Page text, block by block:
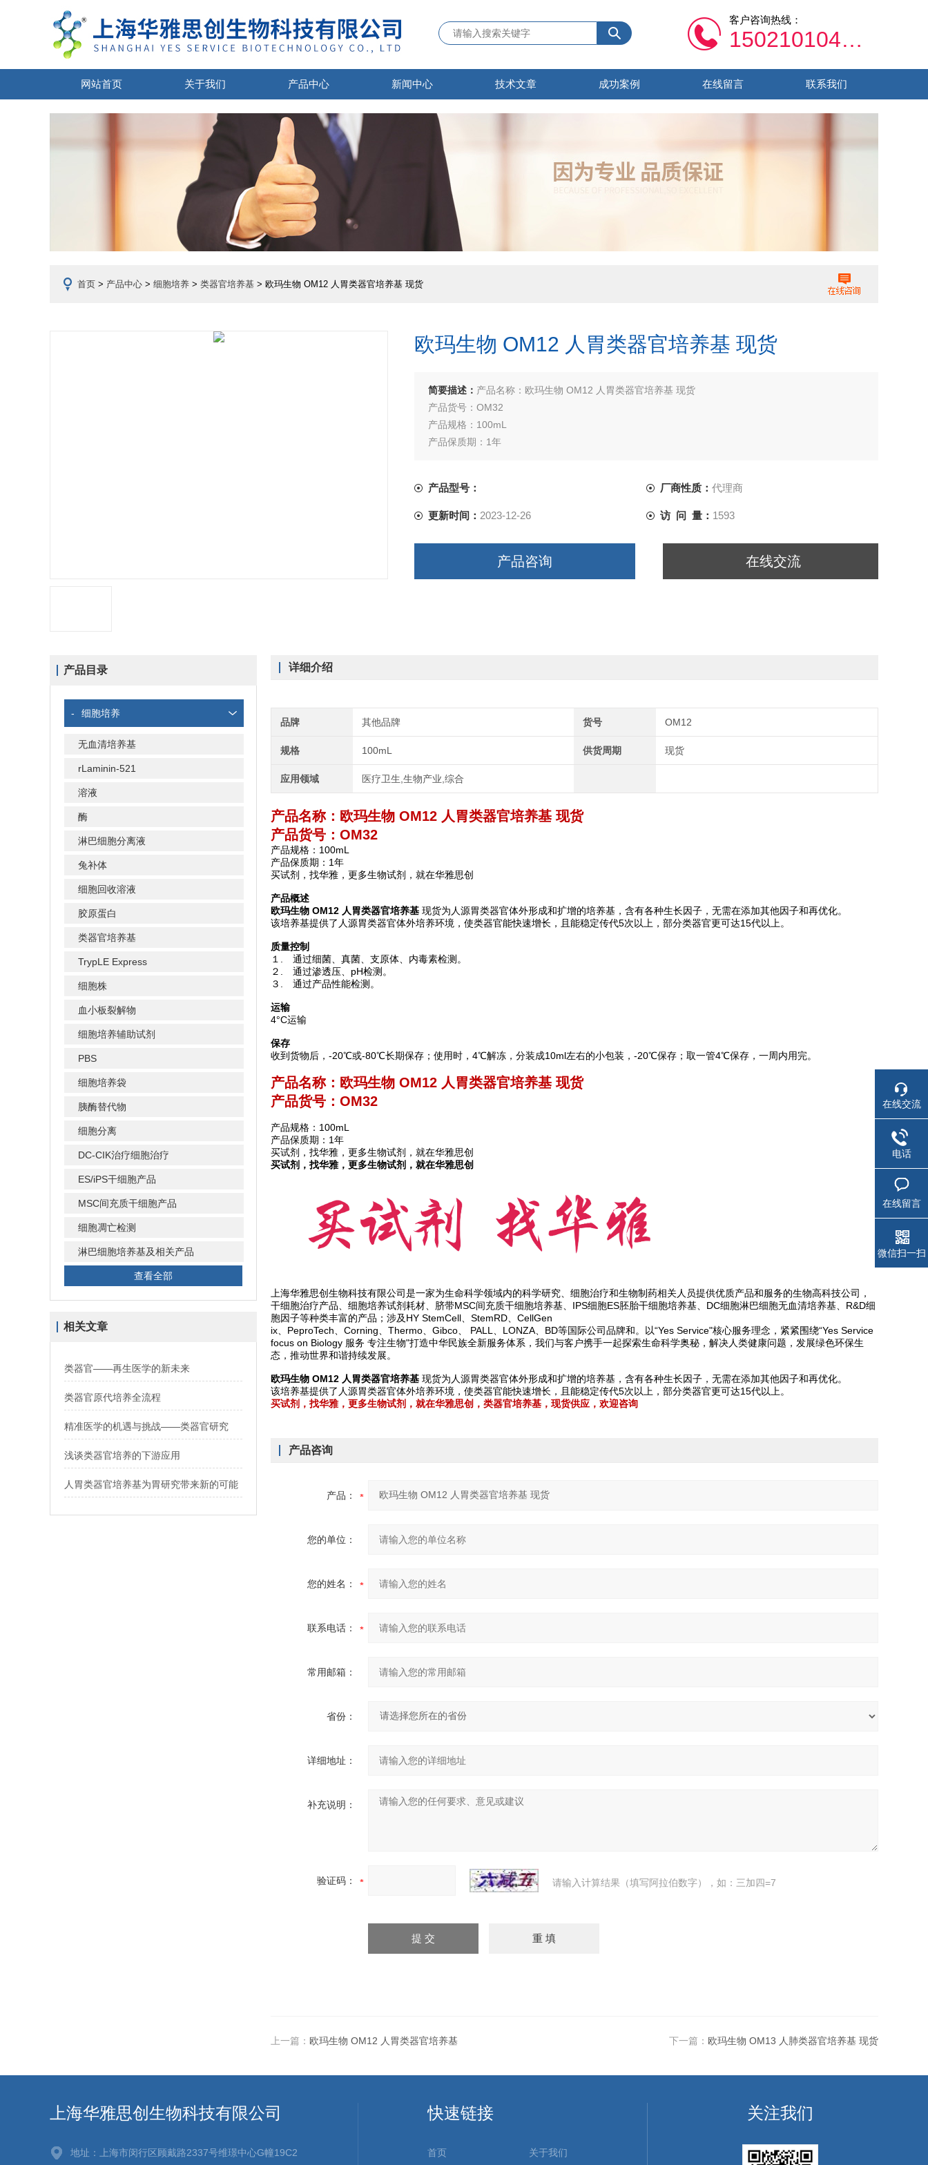
客户咨询热线：
15021010459
网站首页 关于我们 产品中心 新闻中心 技术文章 成功案例 在线留言 联系我们
首页 > 产品中心 > 细胞培养 > 类器官培养基 > 欧玛生物 OM12 人胃类器官培养基 现货
欧玛生物 OM12 人胃类器官培养基 现货
简要描述： 产品名称：欧玛生物 OM12 人胃类器官培养基 现货
产品货号：OM32
产品规格：100mL
产品保质期：1年
产品型号： 厂商性质： 代理商
更新时间： 2023-12-26 访 问 量： 1593
产品咨询 在线交流
产品目录
- 细胞培养
无血清培养基
rLaminin-521
溶液
酶
淋巴细胞分离液
兔补体
细胞回收溶液
胶原蛋白
类器官培养基
TrypLE Express
细胞株
血小板裂解物
细胞培养辅助试剂
PBS
细胞培养袋
胰酶替代物
细胞分离
DC-CIK治疗细胞治疗
ES/iPS干细胞产品
MSC间充质干细胞产品
细胞凋亡检测
淋巴细胞培养基及相关产品
查看全部
相关文章
类器官——再生医学的新未来
类器官原代培养全流程
精准医学的机遇与挑战——类器官研究
浅谈类器官培养的下游应用
人胃类器官培养基为胃研究带来新的可能
详细介绍
品牌 其他品牌 货号 OM12
规格 100mL 供货周期 现货
应用领域 医疗卫生,生物产业,综合
产品名称： 欧玛生物 OM12 人胃类器官培养基 现货
产品货号：OM32
产品规格：100mL
产品保质期：1年
买试剂，找华雅，更多生物试剂，就在华雅思创
产品概述
欧玛生物 OM12 人胃类器官培养基 现货为人源胃类器官体外形成和扩增的培养基，含有各种生长因子，无需在添加其他因子和再优化。
该培养基提供了人源胃类器官体外培养环境，使类器官能快速增长，且能稳定传代5次以上，部分类器官更可达15代以上。
质量控制
１. 通过细菌、真菌、支原体、内毒素检测。
２. 通过渗透压、pH检测。
３. 通过产品性能检测。
运输
4°C运输
保存
收到货物后，-20℃或-80℃长期保存；使用时，4℃解冻，分装成10ml左右的小包装，-20℃保存；取一管4℃保存，一周内用完。
产品名称： 欧玛生物 OM12 人胃类器官培养基 现货
产品货号：OM32
产品规格：100mL
产品保质期：1年
买试剂，找华雅，更多生物试剂，就在华雅思创
买试剂，找华雅，更多生物试剂，就在华雅思创
上海华雅思创生物科技有限公司是一家为生命科学领域内的科学研究、细胞治疗和生物制药相关人员提供优质产品和服务的生物高科技公司，
干细胞治疗产品、细胞培养试剂耗材、脐带MSC间充质干细胞培养基、IPS细胞ES胚胎干细胞培养基、DC细胞淋巴细胞无血清培养基、R&D细
胞因子等种类丰富的产品；涉及HY StemCell、StemRD、CellGen
ix、PeproTech、Corning、Thermo、Gibco、 PALL、LONZA、BD等国际公司品牌和。以“Yes Service"核心服务理念，紧紧围绕“Yes Service
focus on Biology 服务 专注生物"打造中华民族全新服务体系，我们与客户携手一起探索生命科学奥秘，解决人类健康问题，发展绿色环保生
态，推动世界和谐持续发展。
欧玛生物 OM12 人胃类器官培养基 现货为人源胃类器官体外形成和扩增的培养基，含有各种生长因子，无需在添加其他因子和再优化。
该培养基提供了人源胃类器官体外培养环境，使类器官能快速增长，且能稳定传代5次以上，部分类器官更可达15代以上。
买试剂，找华雅，更多生物试剂，就在华雅思创，类器官培养基，现货供应，欢迎咨询
产品咨询
产品：
您的单位：
您的姓名：
联系电话：
常用邮箱：
省份：
详细地址：
补充说明：
验证码： 请输入计算结果（填写阿拉伯数字），如：三加四=7
上一篇： 欧玛生物 OM12 人胃类器官培养基 下一篇： 欧玛生物 OM13 人肺类器官培养基 现货
上海华雅思创生物科技有限公司
地址：上海市闵行区顾戴路2337号维璟中心G幢19C2
快速链接
首页 关于我们
关注我们
在线交流
电话
在线留言
微信扫一扫